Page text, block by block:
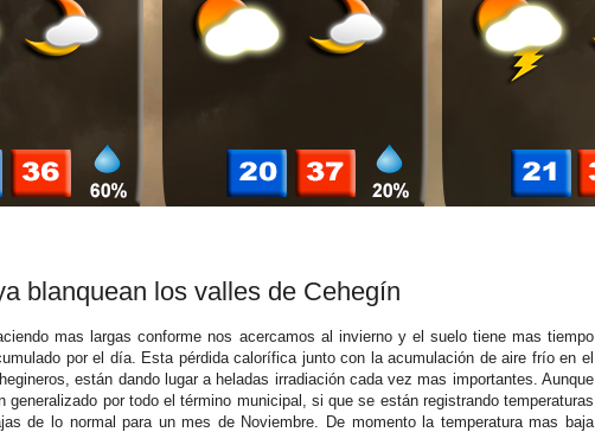
blanquean los valles de Cehegín
mas largas conforme nos acercamos al invierno y el suelo tiene mas tiempo
por el día. Esta pérdida calorífica junto con la acumulación de aire frío en el
, están dando lugar a heladas irradiación cada vez mas importantes. Aunque
generalizado por todo el término municipal, si que se están registrando temperaturas
de lo normal para un mes de Noviembre. De momento la temperatura mas baja